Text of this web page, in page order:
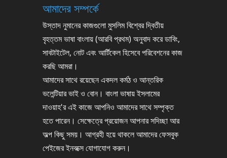
আমাদের সম্পর্কে
উস্তাদ নুমানের কাজগুলো মুসলিম বিশ্বের দ্বিতীয়
বৃহত্তম ভাষা বাংলায় (আরবি প্রথম) অনুবাদ করে ডাবিং,
সাবটাইটেল, নোট এবং আর্টিকেল হিসেবে পরিবেশনের কাজ
করছি আমরা।
আমাদের সাথে রয়েছেন একদল কর্মঠ ও আন্তরিক
ভলেন্টিয়ার ভাই ও বোন। বাংলা ভাষায় ইসলামের
দাওয়াহ'র এই কাজে আপনিও আমাদের সাথে সম্পৃক্ত
হতে পারেন। সেক্ষেত্রে প্রয়োজন আপনার সদিচ্ছা আর
অল্প কিছু সময়। আগ্রহী হয়ে থাকলে আমাদের ফেসবুক
পেইজের ইনবক্সে যোগাযোগ করুন।